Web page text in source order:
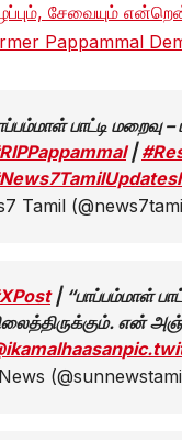
சேவையும்
Pappammal
பாட்டி
|
Tamil
| “பாப்பம்மாள்
என்